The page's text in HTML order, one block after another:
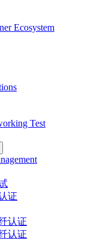
Ecosystem
Test
证
认证
认证